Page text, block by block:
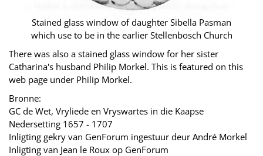
Stained glass window of daughter Sibella Pasman
which use to be in the earlier Stellenbosch Church
There was also a stained glass window for her sister
Catharina's husband Philip Morkel. This is featured on this
web page under Philip Morkel.
Bronne:
GC de Wet, Vryliede en Vryswartes in die Kaapse
Nedersetting 1657 - 1707
Inligting gekry van GenForum ingestuur deur André Morkel
Inligting van Jean le Roux op GenForum